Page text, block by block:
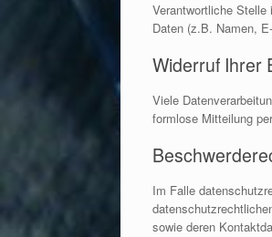
Verantwortliche
Daten (z.B. Namen,
Widerruf Ihrer
Viele
formlose Mitteilung
Im Falle
sowie deren